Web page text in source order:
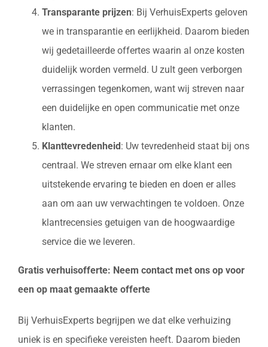
Transparante prijzen: Bij VerhuisExperts geloven
we in transparantie en eerlijkheid. Daarom bieden
wij gedetailleerde offertes waarin al onze kosten
duidelijk worden vermeld. U zult geen verborgen
verrassingen tegenkomen, want wij streven naar
een duidelijke en open communicatie met onze
klanten.
Klanttevredenheid : Uw tevredenheid staat bij ons
centraal. We streven ernaar om elke klant een
uitstekende ervaring te bieden en doen er alles
aan om aan uw verwachtingen te voldoen. Onze
klantrecensies getuigen van de hoogwaardige
service die we leveren.
Gratis verhuisofferte: Neem contact met ons op voor
een op maat gemaakte offerte
Bij VerhuisExperts begrijpen we dat elke verhuizing
uniek is en specifieke vereisten heeft. Daarom bieden